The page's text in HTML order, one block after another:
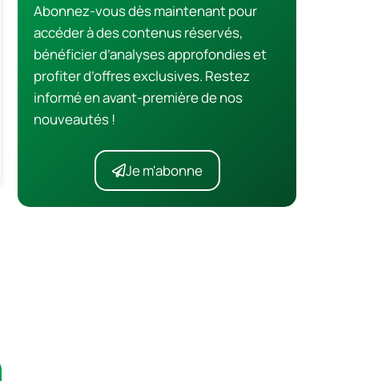
Abonnez-vous dès maintenant pour
accéder à des contenus réservés,
bénéficier d’analyses approfondies et
profiter d’offres exclusives. Restez
informé en avant-première de nos
nouveautés !
Je m'abonne